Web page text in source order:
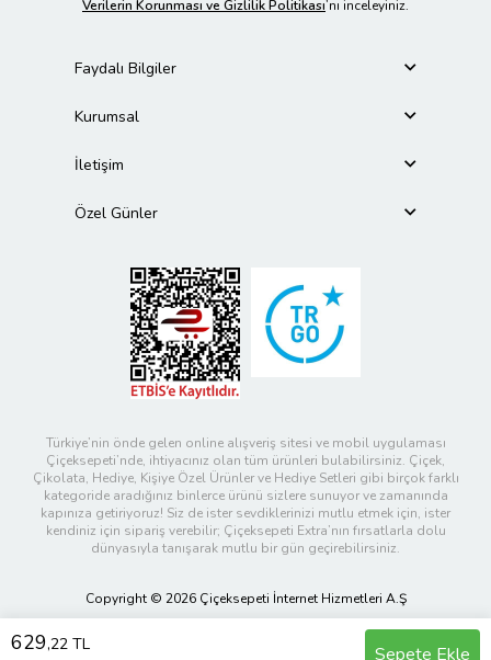
629,22 TL Sepete Ekle
Verilerin Korunması ve Gizlilik Politikası’nı inceleyiniz.
Faydalı Bilgiler
Kurumsal
İletişim
Özel Günler
Türkiye’nin önde gelen online alışveriş sitesi ve mobil uygulaması
Çiçeksepeti’nde, ihtiyacınız olan tüm ürünleri bulabilirsiniz. Çiçek,
Çikolata, Hediye, Kişiye Özel Ürünler ve Hediye Setleri gibi birçok farklı
kategoride aradığınız binlerce ürünü sizlere sunuyor ve zamanında
kapınıza getiriyoruz! Siz de ister sevdiklerinizi mutlu etmek için, ister
kendiniz için sipariş verebilir; Çiçeksepeti Extra’nın fırsatlarla dolu
dünyasıyla tanışarak mutlu bir gün geçirebilirsiniz.
Copyright © 2026 Çiçeksepeti İnternet Hizmetleri A.Ş